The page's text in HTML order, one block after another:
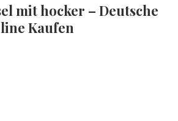
mit hocker – Deutsche
Kaufen